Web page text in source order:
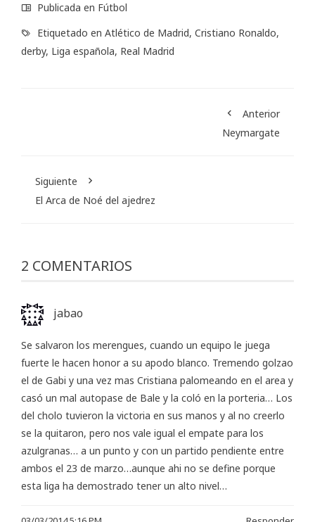
Publicada en Fútbol
Etiquetado en Atlético de Madrid, Cristiano Ronaldo,
derby, Liga española, Real Madrid
Anterior
Neymargate
Siguiente
El Arca de Noé del ajedrez
2 COMENTARIOS
jabao
Se salvaron los merengues, cuando un equipo le juega
fuerte le hacen honor a su apodo blanco. Tremendo golzao
el de Gabi y una vez mas Cristiana palomeando en el area y
casó un mal autopase de Bale y la coló en la porteria… Los
del cholo tuvieron la victoria en sus manos y al no creerlo
se la quitaron, pero nos vale igual el empate para los
azulgranas… a un punto y con un partido pendiente entre
ambos el 23 de marzo…aunque ahi no se define porque
esta liga ha demostrado tener un alto nivel…